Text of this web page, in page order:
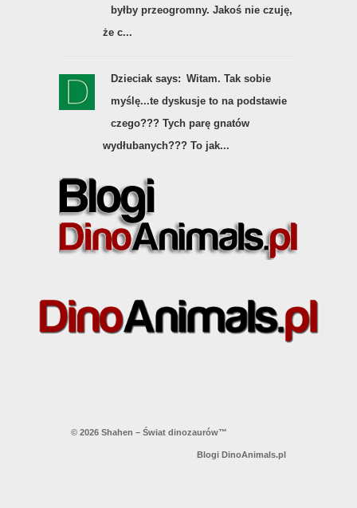
byłby przeogromny. Jakoś nie czuję,
że c...
Dzieciak says: Witam. Tak sobie
myślę...te dyskusje to na podstawie
czego??? Tych parę gnatów
wydłubanych??? To jak...
© 2026 Shahen – Świat dinozaurów™
Blogi DinoAnimals.pl